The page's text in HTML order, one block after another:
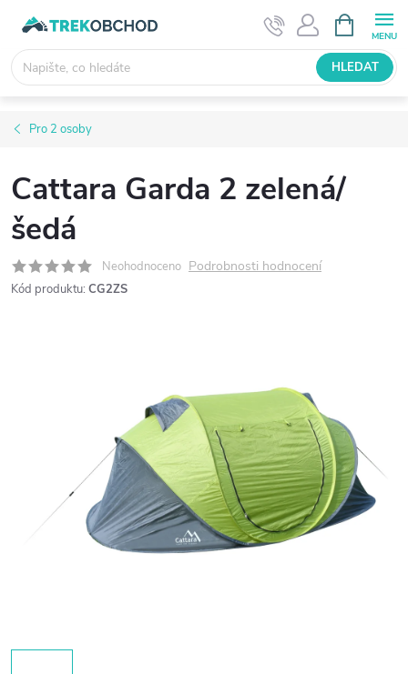
obsah
NÁKUPNÍ
KOŠÍK
HLEDAT
Pro 2 osoby
Cattara Garda 2 zelená/
šedá
Neohodnoceno Podrobnosti hodnocení
Kód produktu: CG2ZS